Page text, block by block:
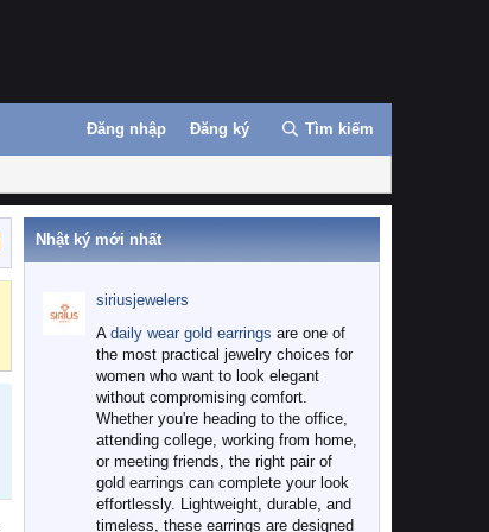
Đăng nhập Đăng ký Tìm kiếm
Nhật ký mới nhất
siriusjewelers
A daily wear gold earrings are one of
the most practical jewelry choices for
women who want to look elegant
without compromising comfort.
Whether you're heading to the office,
attending college, working from home,
or meeting friends, the right pair of
gold earrings can complete your look
effortlessly. Lightweight, durable, and
timeless, these earrings are designed